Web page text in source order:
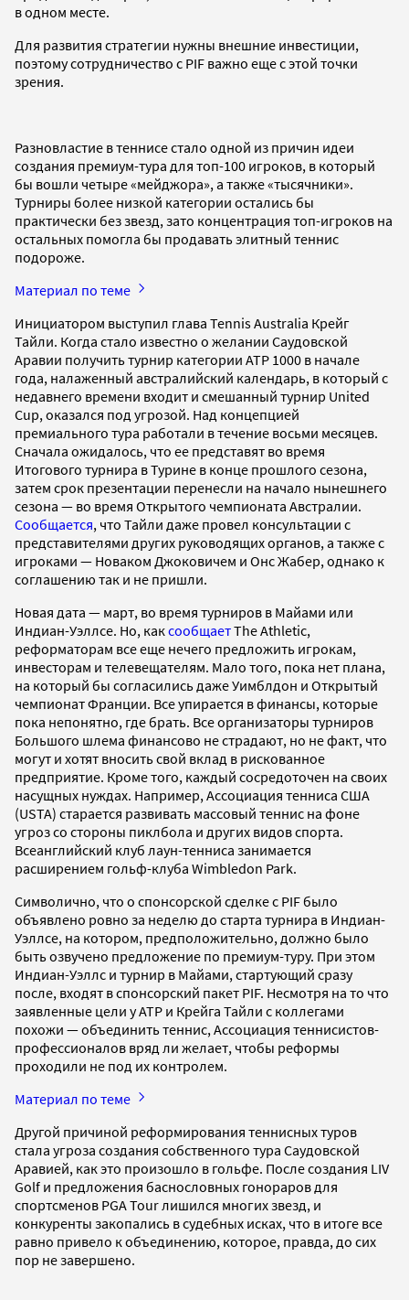
в одном месте.
Для развития стратегии нужны внешние инвестиции,
поэтому сотрудничество с PIF важно еще с этой точки
зрения.
Разновластие в теннисе стало одной из причин идеи
создания премиум-тура для топ-100 игроков, в который
бы вошли четыре «мейджора», а также «тысячники».
Турниры более низкой категории остались бы
практически без звезд, зато концентрация топ-игроков на
остальных помогла бы продавать элитный теннис
подороже.
Материал по теме
Инициатором выступил глава Tennis Australia Крейг
Тайли. Когда стало известно о желании Саудовской
Аравии получить турнир категории ATP 1000 в начале
года, налаженный австралийский календарь, в который с
недавнего времени входит и смешанный турнир United
Cup, оказался под угрозой. Над концепцией
премиального тура работали в течение восьми месяцев.
Сначала ожидалось, что ее представят во время
Итогового турнира в Турине в конце прошлого сезона,
затем срок презентации перенесли на начало нынешнего
сезона — во время Открытого чемпионата Австралии.
Сообщается, что Тайли даже провел консультации с
представителями других руководящих органов, а также с
игроками — Новаком Джоковичем и Онс Жабер, однако к
соглашению так и не пришли.
Новая дата — март, во время турниров в Майами или
Индиан-Уэллсе. Но, каксообщаетThe Athletic,
реформаторам все еще нечего предложить игрокам,
инвесторам и телевещателям. Мало того, пока нет плана,
на который бы согласились даже Уимблдон и Открытый
чемпионат Франции. Все упирается в финансы, которые
пока непонятно, где брать. Все организаторы турниров
Большого шлема финансово не страдают, но не факт, что
могут и хотят вносить свой вклад в рискованное
предприятие. Кроме того, каждый сосредоточен на своих
насущных нуждах. Например, Ассоциация тенниса США
(USTA) старается развивать массовый теннис на фоне
угроз со стороны пиклбола и других видов спорта.
Всеанглийский клуб лаун-тенниса занимается
расширением гольф-клуба Wimbledon Park.
Символично, что о спонсорской сделке с PIF было
объявлено ровно за неделю до старта турнира в Индиан-
Уэллсе, на котором, предположительно, должно было
быть озвучено предложение по премиум-туру. При этом
Индиан-Уэллс и турнир в Майами, стартующий сразу
после, входят в спонсорский пакет PIF. Несмотря на то что
заявленные цели у ATP и Крейга Тайли с коллегами
похожи — объединить теннис, Ассоциация теннисистов-
профессионалов вряд ли желает, чтобы реформы
проходили не под их контролем.
Материал по теме
Другой причиной реформирования теннисных туров
стала угроза создания собственного тура Саудовской
Аравией, как это произошло в гольфе. После создания LIV
Golf и предложения баснословных гонораров для
спортсменов PGA Tour лишился многих звезд, и
конкуренты закопались в судебных исках, что в итоге все
равно привело к объединению, которое, правда, до сих
пор не завершено.